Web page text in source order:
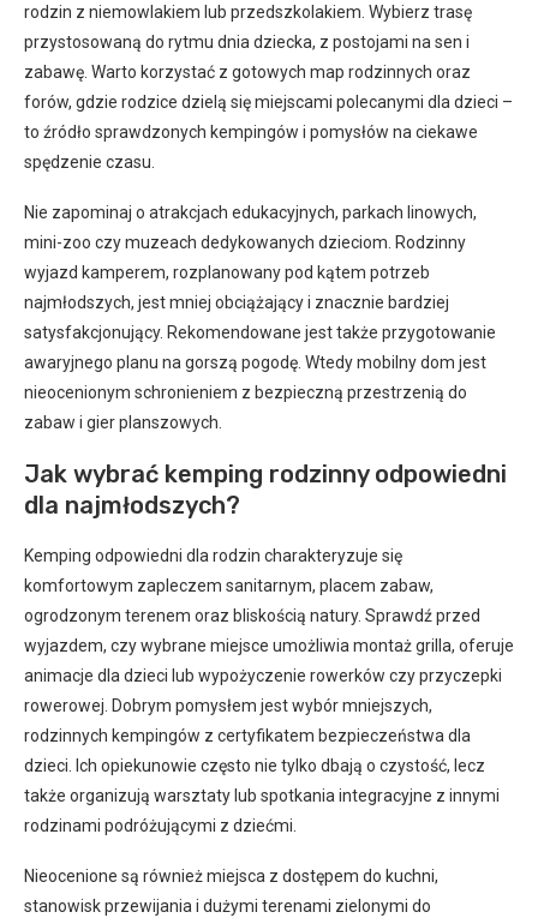
rodzin z niemowlakiem lub przedszkolakiem. Wybierz trasę
przystosowaną do rytmu dnia dziecka, z postojami na sen i
zabawę. Warto korzystać z gotowych map rodzinnych oraz
forów, gdzie rodzice dzielą się miejscami polecanymi dla dzieci –
to źródło sprawdzonych kempingów i pomysłów na ciekawe
spędzenie czasu.
Nie zapominaj o atrakcjach edukacyjnych, parkach linowych,
mini-zoo czy muzeach dedykowanych dzieciom. Rodzinny
wyjazd kamperem, rozplanowany pod kątem potrzeb
najmłodszych, jest mniej obciążający i znacznie bardziej
satysfakcjonujący. Rekomendowane jest także przygotowanie
awaryjnego planu na gorszą pogodę. Wtedy mobilny dom jest
nieocenionym schronieniem z bezpieczną przestrzenią do
zabaw i gier planszowych.
Jak wybrać kemping rodzinny odpowiedni
dla najmłodszych?
Kemping odpowiedni dla rodzin charakteryzuje się
komfortowym zapleczem sanitarnym, placem zabaw,
ogrodzonym terenem oraz bliskością natury. Sprawdź przed
wyjazdem, czy wybrane miejsce umożliwia montaż grilla, oferuje
animacje dla dzieci lub wypożyczenie rowerków czy przyczepki
rowerowej. Dobrym pomysłem jest wybór mniejszych,
rodzinnych kempingów z certyfikatem bezpieczeństwa dla
dzieci. Ich opiekunowie często nie tylko dbają o czystość, lecz
także organizują warsztaty lub spotkania integracyjne z innymi
rodzinami podróżującymi z dziećmi.
Nieocenione są również miejsca z dostępem do kuchni,
stanowisk przewijania i dużymi terenami zielonymi do